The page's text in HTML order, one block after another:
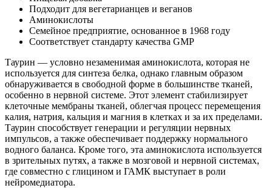
Подходит для вегетарианцев и веганов
Аминокислоты
Семейное предприятие, основанное в 1968 году
Соответствует стандарту качества GMP
Таурин — условно незаменимая аминокислота, которая не
используется для синтеза белка, однако главным образом
обнаруживается в свободной форме в большинстве тканей,
особенно в нервной системе. Этот элемент стабилизирует
клеточные мембраны тканей, облегчая процесс перемещения
калия, натрия, кальция и магния в клетках и за их пределами.
Таурин способствует генерации и регуляции нервных
импульсов, а также обеспечивает поддержку нормального
водного баланса. Кроме того, эта аминокислота используется
в зрительных путях, а также в мозговой и нервной системах,
где совместно с глицином и ГАМК выступает в роли
нейромедиатора.